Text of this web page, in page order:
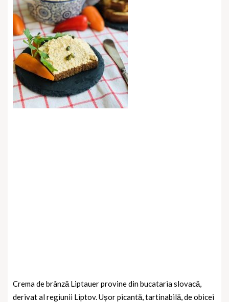
Crema de brânză Liptauer provine din bucataria slovacă,
derivat al regiunii Liptov. Ușor picantă, tartinabilă, de obicei